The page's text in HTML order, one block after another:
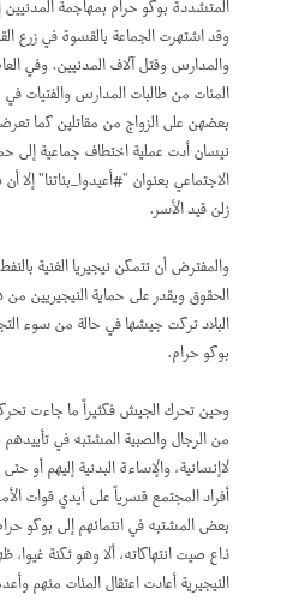
المتشددة بوكو حرام بمهاجمة المدنيين
وقد اشتهرت الجماعة بالقسوة في زرع
والمدارس وقتل آلاف المدنيين. وفي
المئات من طالبات المدارس والفتيات
بعضهن على الزواج من مقاتلين كما
نيسان أدت عملية اختطاف جماعية إلى
الاجتماعي بعنوان "#أعيدوا_بناتنا" إلا
زلن قيد الأسر.
والمفترض أن تتمكن نيجيريا الغنية
الحقوق ويقدر على حماية النيجيريين من
البلاد تركت جيشها في حالة من سوء
بوكو حرام.
وحين تحرك الجيش فكثيراً ما جاءت
من الرجال والصبية المشتبه في
لاإنسانية، والإساءة البدنية إليهم أو
أفراد المجتمع قسرياً على أيدي قوات
بعض المشتبه في انتمائهم إلى بوكو
ذاع صيت انتهاكاته، ألا وهو ثكنة غيوا،
النيجيرية أعادت اعتقال المئات منهم